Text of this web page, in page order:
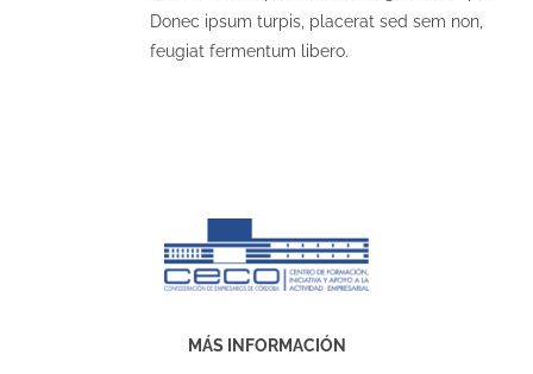
Donec ipsum turpis, placerat sed sem non,
feugiat fermentum libero.
MÁS INFORMACIÓN